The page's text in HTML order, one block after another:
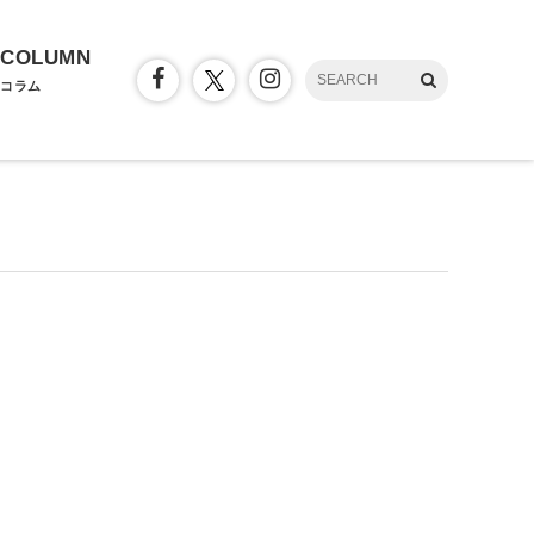
COLUMN
コラム